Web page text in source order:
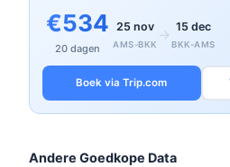
€534
20 dagen
25 nov
AMS-BKK
→ 15 dec
BKK-AMS
Boek via Trip.com
Andere Goedkope Data